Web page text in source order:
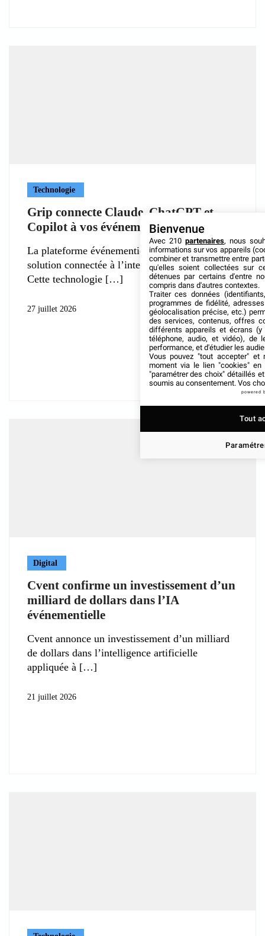
Technologie
Grip connecte Claude, ChatGPT et
Copilot à vos événements
La plateforme événementielle Grip déploie une
solution connectée à l’intelligence artificielle.
Cette technologie
27 juillet 2026
Digital
Cvent confirme un investissement d’un
milliard de dollars dans l’IA
événementielle
Cvent annonce un investissement d’un milliard
de dollars dans l’intelligence artificielle
appliquée à
21 juillet 2026
Bienvenue
Avec 210 partenaires, nous
informations sur vos appareils
combiner et transmettre entre
qu'elles soient collectées sur
détenues par certains d'entre
compris dans d'autres contextes.
Traiter ces données
programmes de fidélité,
géolocalisation précise, etc.)
des services, contenus, offres
différents appareils et écrans (y
téléphone, audio, et vidéo), de
performance, et d'étudier les
Vous pouvez "tout accepter" et
moment via le lien "cookies" en
"paramétrer des choix" détaillés
soumis au consentement. Vos
powered
Tout